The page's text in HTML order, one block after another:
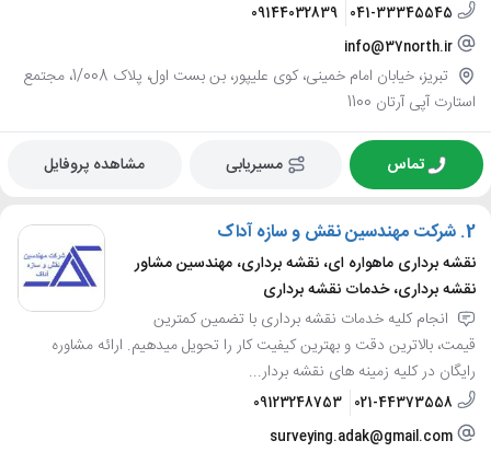
041-33345545
09144032839
info@37north.ir
تبریز، خیابان امام خمینی، کوی علیپور، بن بست اول، پلاک 1/008، مجتمع
استارت آپی آرتان 1100
تماس مسیریابی مشاهده پروفایل
2. شرکت مهندسین نقش و سازه آداک
نقشه برداری ماهواره ای، نقشه برداری، مهندسین مشاور
نقشه برداری، خدمات نقشه برداری
انجام کلیه خدمات نقشه برداری با تضمین کمترین
قیمت، بالاترین دقت و بهترین کیفیت کار را تحویل میدهیم. ارائه مشاوره
رایگان در کلیه زمینه های نقشه بردار...
021-44373558
09123248753
surveying.adak@gmail.com